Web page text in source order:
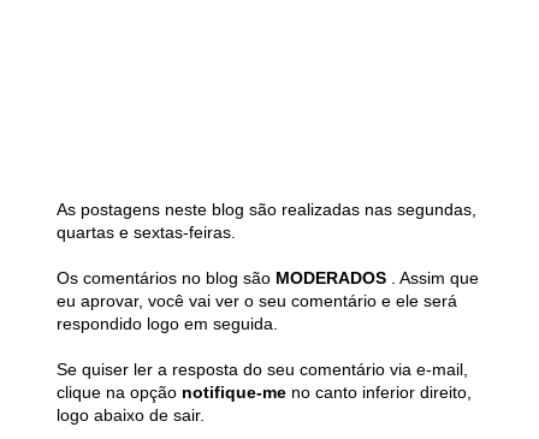
As postagens neste blog são realizadas nas segundas,
quartas e sextas-feiras.
Os comentários no blog são MODERADOS
. Assim que
eu aprovar, você vai ver o seu comentário e ele será
respondido logo em seguida.
Se quiser ler a resposta do seu comentário via e-mail,
clique na opção notifique-me no canto inferior direito,
logo abaixo de sair.